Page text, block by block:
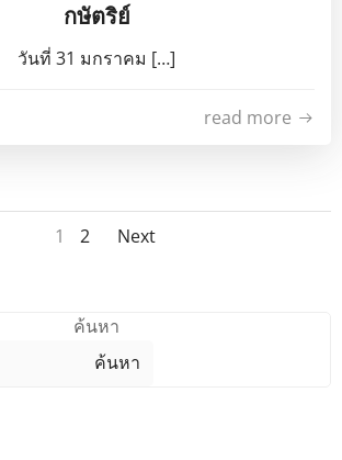
กษัตริย์
วันที่ 31 มกราคม […]
read more
Posts
navigation
Page
1 Page
2
Posts
Next
ค้นหา
ค้นหา